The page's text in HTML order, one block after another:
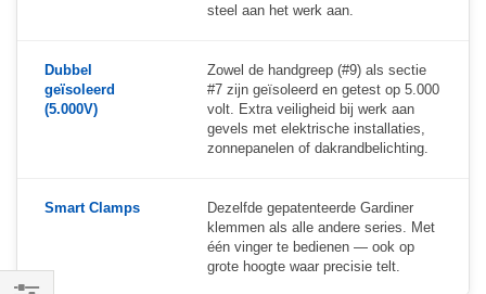
steel aan het werk aan.
Dubbel
geïsoleerd
(5.000V)
Zowel de handgreep (#9) als sectie
#7 zijn geïsoleerd en getest op 5.000
volt. Extra veiligheid bij werk aan
gevels met elektrische installaties,
zonnepanelen of dakrandbelichting.
Smart Clamps
Dezelfde gepatenteerde Gardiner
klemmen als alle andere series. Met
één vinger te bedienen — ook op
grote hoogte waar precisie telt.